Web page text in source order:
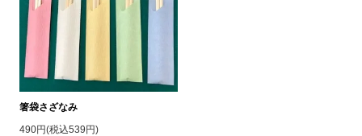
箸袋さざなみ
490円(税込539円)